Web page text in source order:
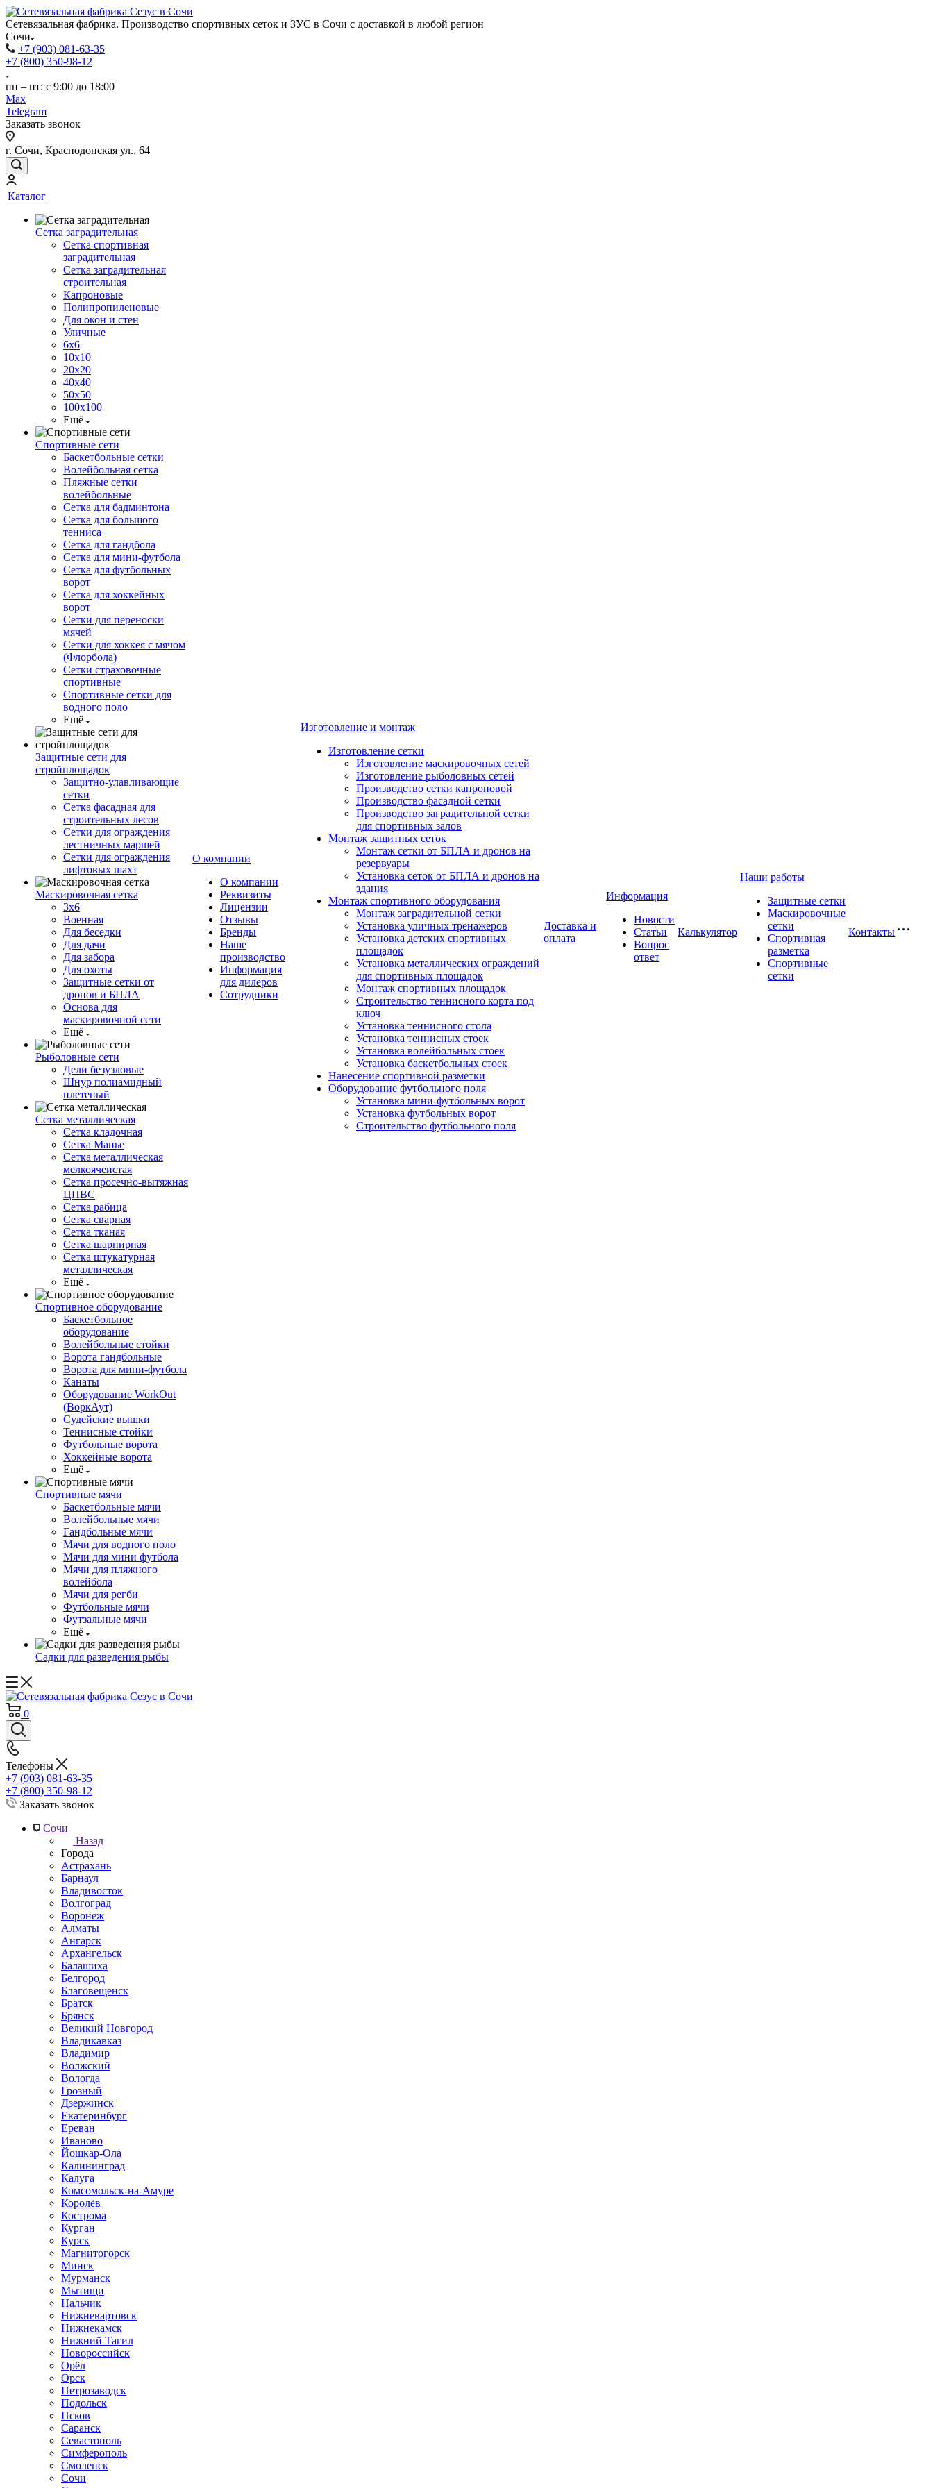
Сетевязальная фабрика. Производство спортивных сеток и ЗУС в Сочи с доставкой в любой регион
Сочи
+7 (903) 081-63-35
+7 (800) 350-98-12
пн – пт: с 9:00 до 18:00
Max
Telegram
Заказать звонок
г. Сочи, Краснодонская ул., 64
Каталог
Сетка заградительная
Сетка спортивная
заградительная
Сетка заградительная
строительная
Капроновые
Полипропиленовые
Для окон и стен
Уличные
6х6
10х10
20х20
40х40
50х50
100х100
Ещё
Спортивные сети
Баскетбольные сетки
Волейбольная сетка
Пляжные сетки
волейбольные
Сетка для бадминтона
Сетка для большого
тенниса
Сетка для гандбола
Сетка для мини-футбола
Сетка для футбольных
ворот
Сетка для хоккейных
ворот
Сетки для переноски
мячей
Сетки для хоккея с мячом
(Флорбола)
Сетки страховочные
спортивные
Спортивные сетки для
водного поло
Ещё
Защитные сети для
стройплощадок
Защитно-улавливающие
сетки
Сетка фасадная для
строительных лесов
Сетки для ограждения
лестничных маршей
Сетки для ограждения
лифтовых шахт
Маскировочная сетка
3х6
Военная
Для беседки
Для дачи
Для забора
Для охоты
Защитные сетки от
дронов и БПЛА
Основа для
маскировочной сети
Ещё
Рыболовные сети
Дели безузловые
Шнур полиамидный
плетеный
Сетка металлическая
Сетка кладочная
Сетка Манье
Сетка металлическая
мелкоячеистая
Сетка просечно-вытяжная
ЦПВС
Сетка рабица
Сетка сварная
Сетка тканая
Сетка шарнирная
Сетка штукатурная
металлическая
Ещё
Спортивное оборудование
Баскетбольное
оборудование
Волейбольные стойки
Ворота гандбольные
Ворота для мини-футбола
Канаты
Оборудование WorkOut
(ВоркАут)
Судейские вышки
Теннисные стойки
Футбольные ворота
Хоккейные ворота
Ещё
Спортивные мячи
Баскетбольные мячи
Волейбольные мячи
Гандбольные мячи
Мячи для водного поло
Мячи для мини футбола
Мячи для пляжного
волейбола
Мячи для регби
Футбольные мячи
Футзальные мячи
Ещё
Садки для разведения рыбы
О компании
О компании
Реквизиты
Лицензии
Отзывы
Бренды
Наше
производство
Информация
для дилеров
Сотрудники
Изготовление и монтаж
Изготовление сетки
Изготовление маскировочных сетей
Изготовление рыболовных сетей
Производство сетки капроновой
Производство фасадной сетки
Производство заградительной сетки
для спортивных залов
Монтаж защитных сеток
Монтаж сетки от БПЛА и дронов на
резервуары
Установка сеток от БПЛА и дронов на
здания
Монтаж спортивного оборудования
Монтаж заградительной сетки
Установка уличных тренажеров
Установка детских спортивных
площадок
Установка металлических ограждений
для спортивных площадок
Монтаж спортивных площадок
Строительство теннисного корта под
ключ
Установка теннисного стола
Установка теннисных стоек
Установка волейбольных стоек
Установка баскетбольных стоек
Нанесение спортивной разметки
Оборудование футбольного поля
Установка мини-футбольных ворот
Установка футбольных ворот
Строительство футбольного поля
Доставка и
оплата
Информация
Новости
Статьи
Вопрос
ответ
Калькулятор
Наши работы
Защитные сетки
Маскировочные
сетки
Спортивная
разметка
Спортивные
сетки
Контакты
0
Телефоны
+7 (903) 081-63-35
+7 (800) 350-98-12
Заказать звонок
Сочи
Назад
Города
Астрахань
Барнаул
Владивосток
Волгоград
Воронеж
Алматы
Ангарск
Архангельск
Балашиха
Белгород
Благовещенск
Братск
Брянск
Великий Новгород
Владикавказ
Владимир
Волжский
Вологда
Грозный
Дзержинск
Екатеринбург
Ереван
Иваново
Йошкар-Ола
Калининград
Калуга
Комсомольск-на-Амуре
Королёв
Кострома
Курган
Курск
Магнитогорск
Минск
Мурманск
Мытищи
Нальчик
Нижневартовск
Нижнекамск
Нижний Тагил
Новороссийск
Орёл
Орск
Петрозаводск
Подольск
Псков
Саранск
Севастополь
Симферополь
Смоленск
Сочи